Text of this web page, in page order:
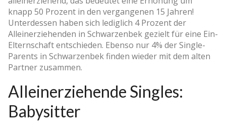
knapp 50 Prozent in den vergangenen 15 Jahren!
Unterdessen haben sich lediglich 4 Prozent der
Alleinerziehenden in Schwarzenbek gezielt für eine Ein-
Elternschaft entschieden. Ebenso nur 4% der Single-
Parents in Schwarzenbek finden wieder mit dem alten
Partner zusammen.
Alleinerziehende Singles:
Babysitter